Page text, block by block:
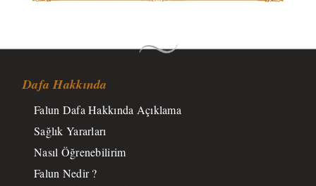
Dafa Hakkında
Falun Dafa Hakkında Açıklama
Sağlık Yararları
Nasıl Öğrenebilirim
Falun Nedir ?